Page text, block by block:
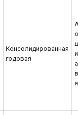
Консолидированная
годовая